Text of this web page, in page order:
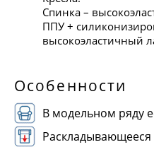
Спинка –
ППУ +
высокоэластичный
Особенности
В модельном ряду
Раскладывающееся